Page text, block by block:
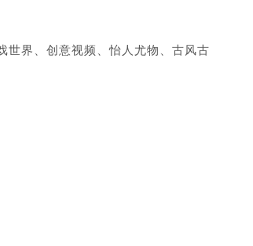
世界、创意视频、怡人尤物、古风古